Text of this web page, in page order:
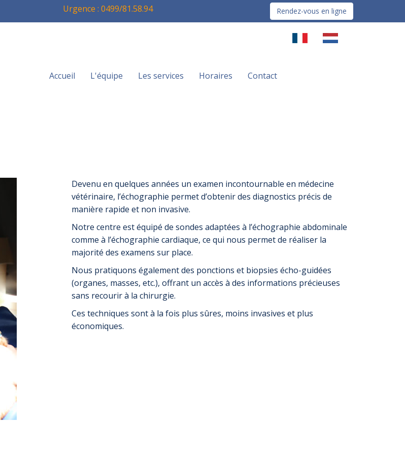
Urgence : 0499/81.58.94 Rendez-vous en ligne
Accueil L'équipe Les services Horaires Contact
Devenu en quelques années un examen incontournable en médecine
vétérinaire, l’échographie permet d’obtenir des diagnostics précis de
manière rapide et non invasive.
Notre centre est équipé de sondes adaptées à l’échographie abdominale
comme à l’échographie cardiaque, ce qui nous permet de réaliser la
majorité des examens sur place.
Nous pratiquons également des ponctions et biopsies écho-guidées
(organes, masses, etc.), offrant un accès à des informations précieuses
sans recourir à la chirurgie.
Ces techniques sont à la fois plus sûres, moins invasives et plus
économiques.